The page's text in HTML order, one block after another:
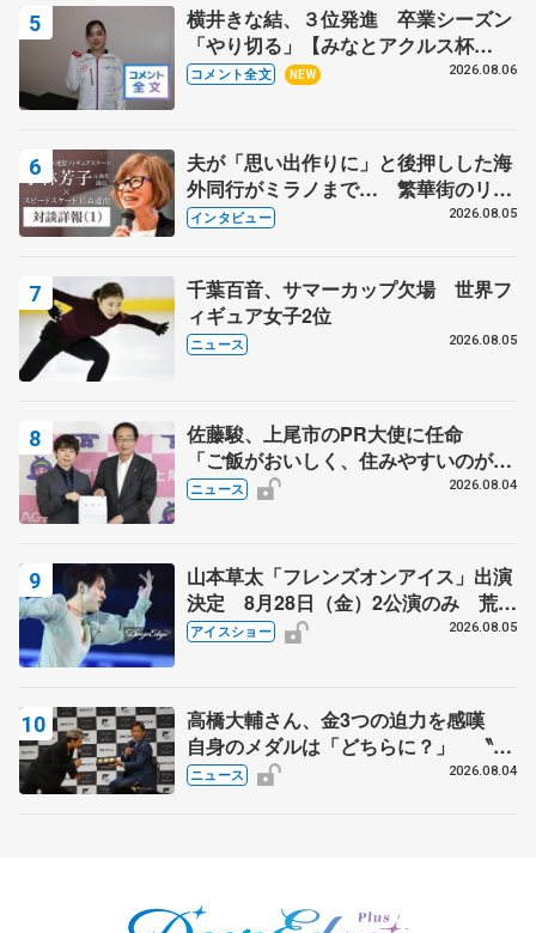
横井きな結、３位発進 卒業シーズン
「やり切る」【みなとアクルス杯
SP】
コメント全文 NEW 2026.08.06
夫が「思い出作りに」と後押しした海
外同行がミラノまで… 繁華街のリン
クでは不良のお兄さんも味方に 小林
インタビュー 2026.08.05
千葉百音、サマーカップ欠場 世界フ
ィギュア女子2位
ニュース 2026.08.05
佐藤駿、上尾市のPR大使に任命
「ご飯がおいしく、住みやすいのが魅
力」
ニュース 2026.08.04
山本草太「フレンズオンアイス」出演
決定 8月28日（金）2公演のみ 荒川
静香さんプロデュース、20周年のアイ
アイスショー 2026.08.05
高橋大輔さん、金3つの迫力を感嘆
自身のメダルは「どちらに？」 〝リ
ス兄弟〟オリンピック3連覇の野村忠
ニュース 2026.08.04